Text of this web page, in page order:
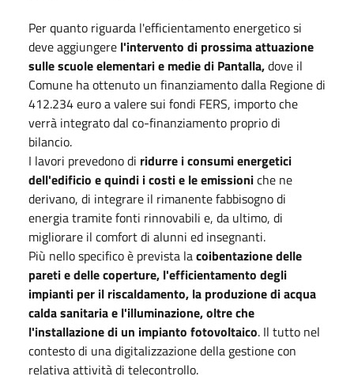
Per quanto riguarda l'efficientamento energetico si
deve aggiungere l'intervento di prossima attuazione
sulle scuole elementari e medie di Pantalla,dove il
Comune ha ottenuto un finanziamento dalla Regione di
412.234 euro a valere sui fondi FERS, importo che
verrà integrato dal co-finanziamento proprio di
bilancio.
I lavori prevedono di ridurre i consumi energetici
dell'edificio e quindi i costi e le emissioniche ne
derivano, di integrare il rimanente fabbisogno di
energia tramite fonti rinnovabili e, da ultimo, di
migliorare il comfort di alunni ed insegnanti.
Più nello specifico è prevista lacoibentazione delle
pareti e delle coperture, l'efficientamento degli
impianti per il riscaldamento, la produzione di acqua
calda sanitaria e l'illuminazione, oltre che
l'installazione di un impianto fotovoltaico. Il tutto nel
contesto di una digitalizzazione della gestione con
relativa attività di telecontrollo.